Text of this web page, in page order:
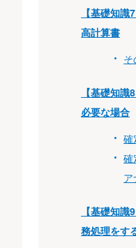
【基礎知
高計算書
【基礎知
必要な場合
確
確
ア
【基礎知
務処理をす